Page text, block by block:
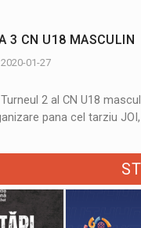
3 CN U18 MASCULIN
2020-01-27
2 al CN U18
pana cel tarziu JOI,